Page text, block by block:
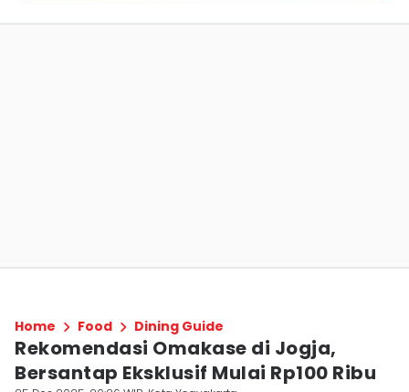
Home Food Dining Guide
Rekomendasi Omakase di Jogja,
Bersantap Eksklusif Mulai Rp100 Ribu